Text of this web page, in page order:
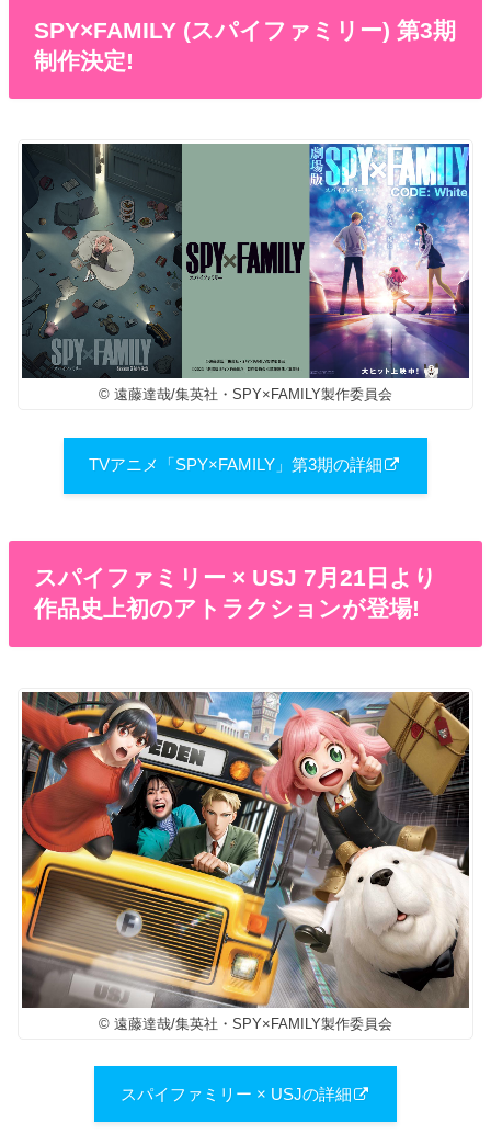
SPY×FAMILY (スパイファミリー) 第3期
制作決定!
© 遠藤達哉/集英社・SPY×FAMILY製作委員会
TVアニメ「SPY×FAMILY」第3期の詳細
スパイファミリー × USJ 7月21日より
作品史上初のアトラクションが登場!
© 遠藤達哉/集英社・SPY×FAMILY製作委員会
スパイファミリー × USJの詳細